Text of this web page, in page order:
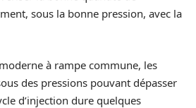
sous la bonne pression, avec la
à rampe commune, les
des pressions pouvant dépasser
d’injection dure quelques